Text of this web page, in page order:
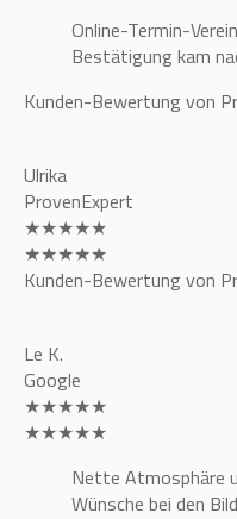
Online-Termin-
Bestätigung kam
Kunden-Bewertung von
Ulrika
ProvenExpert
★★★★★
★★★★★
Kunden-Bewertung von
Le K.
Google
★★★★★
★★★★★
Nette Atmosphäre
Wünsche bei den